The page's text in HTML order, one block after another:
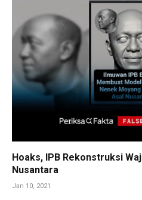
Hoaks, IPB Rekonstruksi
Nusantara
Jan 10, 2021